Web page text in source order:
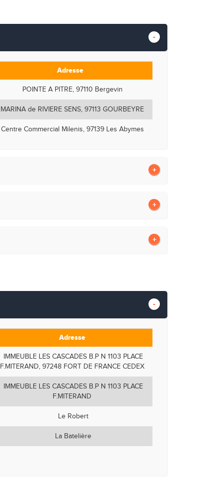
Adresse
POINTE A PITRE, 97110 Bergevin
MARINA de RIVIERE SENS, 97113 GOURBEYRE
Centre Commercial Milenis, 97139 Les Abymes
Adresse
IMMEUBLE LES CASCADES B.P N 1103 PLACE
F.MITERAND, 97248 FORT DE FRANCE CEDEX
IMMEUBLE LES CASCADES B.P N 1103 PLACE
F.MITERAND
Le Robert
La Batelière